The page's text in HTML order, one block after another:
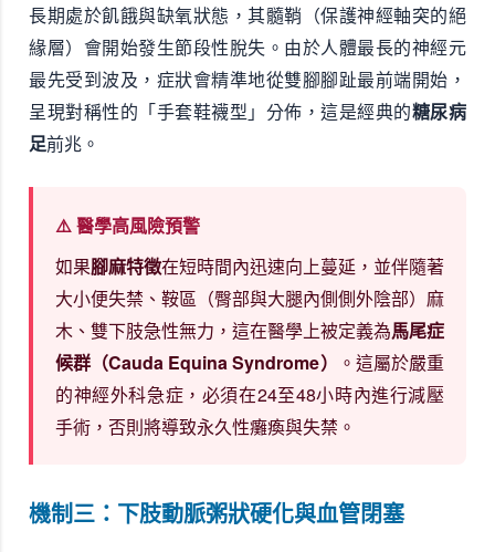
長期處於飢餓與缺氧狀態，其髓鞘（保護神經軸突的絕
緣層）會開始發生節段性脫失。由於人體最長的神經元
最先受到波及，症狀會精準地從雙腳腳趾最前端開始，
呈現對稱性的「手套鞋襪型」分佈，這是經典的糖尿病
足前兆。
⚠️ 醫學高風險預警
如果腳麻特徵在短時間內迅速向上蔓延，並伴隨著
大小便失禁、鞍區（臀部與大腿內側側外陰部）麻
木、雙下肢急性無力，這在醫學上被定義為馬尾症
候群（Cauda Equina Syndrome）
。這屬於嚴重
的神經外科急症，必須在24至48小時內進行減壓
手術，否則將導致永久性癱瘓與失禁。
機制三：下肢動脈粥狀硬化與血管閉塞